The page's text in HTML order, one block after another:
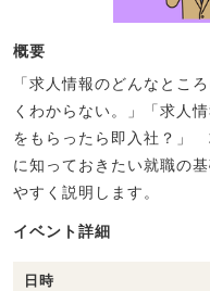
概要
「求人情報のどんなとこ
くわからない。」「求人
をもらったら即入社？」
に知っておきたい就職の
やすく説明します。
イベント詳細
日時